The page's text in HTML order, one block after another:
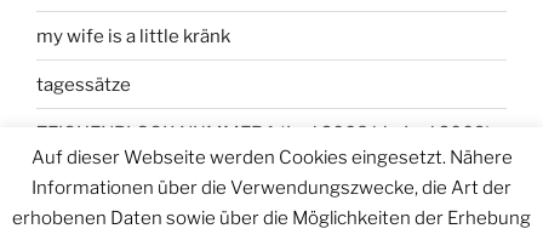
my wife is a little kränk
tagessätze
ZEICHENBLOCK NUMMER 1 (Juni 2008 bis Juni 2009)
Auf dieser Webseite werden Cookies eingesetzt. Nähere
Informationen über die Verwendungszwecke, die Art der
erhobenen Daten sowie über die Möglichkeiten der Erhebung